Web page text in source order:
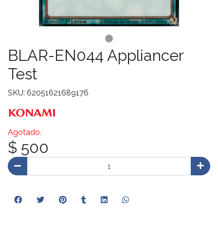
BLAR-EN044 Appliancer
Test
SKU: 62051621689176
Agotado.
$ 500